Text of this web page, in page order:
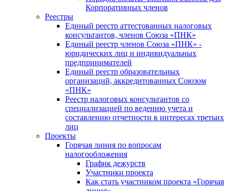
Корпоративных членов
Реестры
Единый реестр аттестованных налоговых
консультантов, членов Союза «ПНК»
Единый реестр членов Союза «ПНК» -
юридических лиц и индивидуальных
предпринимателей
Единый реестр образовательных
организаций, аккредитованных Союзом
«ПНК»
Реестр налоговых консультантов со
специализацией по ведению учета и
составлению отчетности в интересах третьих
лиц
Проекты
Горячая линия по вопросам
налогообложения
График дежурств
Участники проекта
Как стать участником проекта «Горячая